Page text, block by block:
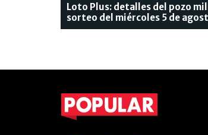
Loto Plus: detalles del pozo
sorteo del miércoles 5 de